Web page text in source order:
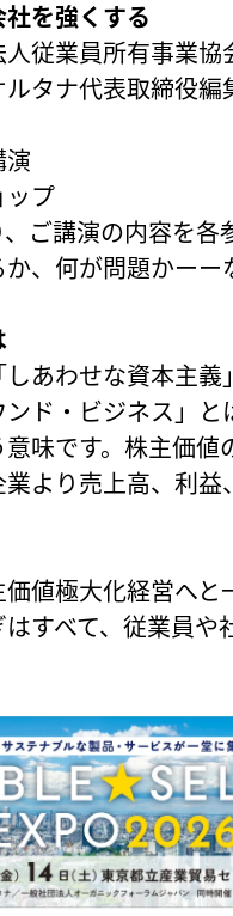
社を強くする
業員所有事業協
ナ代表取締役編
プ
ご講演の内容を各
、何が問題かーー
あわせな資本主
ド・ビジネス」と
意味です。株主価
より売上高、利益
値極大化経営へ
すべて、従業員